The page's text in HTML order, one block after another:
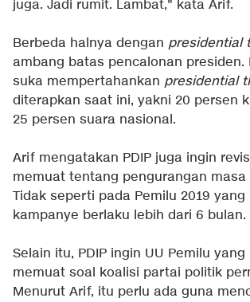
juga. Jadi rumit. Lambat," kata Arif.
Berbeda halnya dengan presidential
ambang batas pencalonan presiden.
suka mempertahankan presidential
diterapkan saat ini, yakni 20 persen
25 persen suara nasional.
Arif mengatakan PDIP juga ingin
memuat tentang pengurangan masa
Tidak seperti pada Pemilu 2019
kampanye berlaku lebih dari 6 bulan.
Selain itu, PDIP ingin UU Pemilu
memuat soal koalisi partai politik
Menurut Arif, itu perlu ada guna